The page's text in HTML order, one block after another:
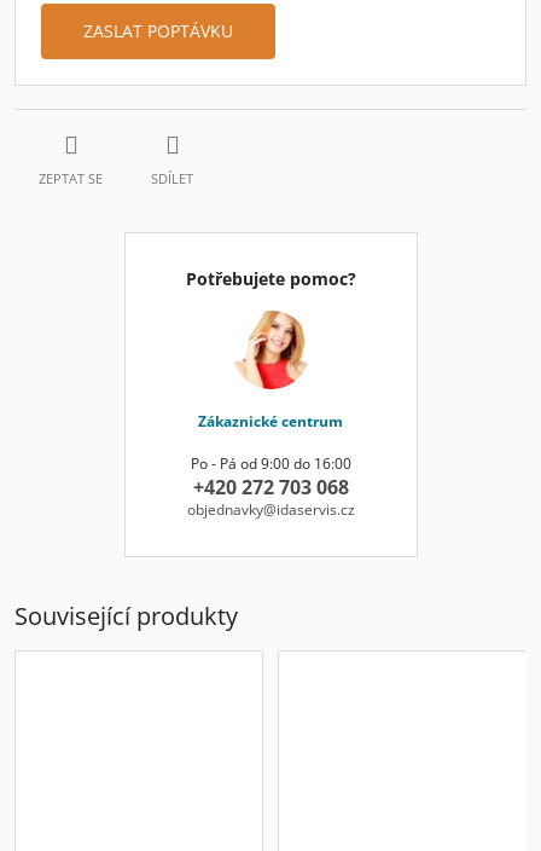
ZASLAT POPTÁVKU
ZEPTAT SE SDÍLET
Potřebujete pomoc?
Zákaznické centrum
Po - Pá od 9:00 do 16:00
+420 272 703 068
objednavky@idaservis.cz
Související produkty